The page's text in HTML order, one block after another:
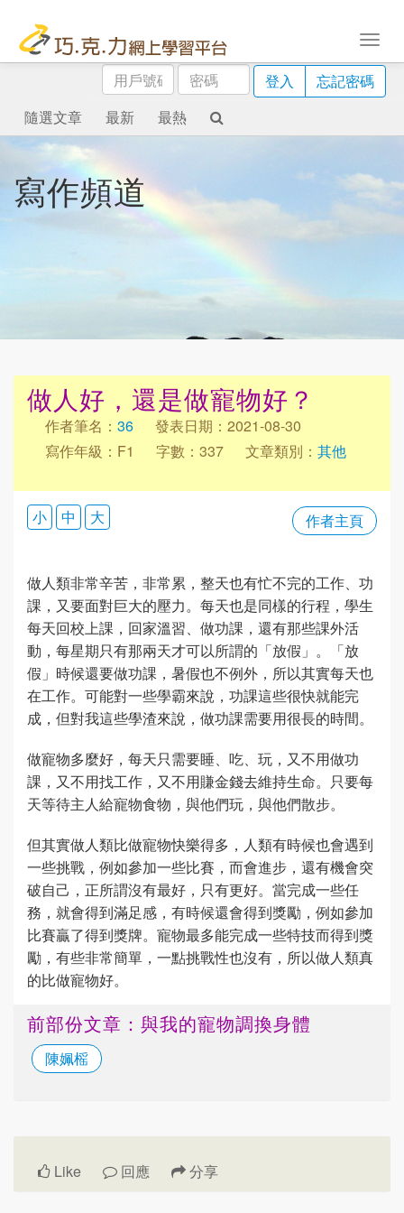
用
戶
號
碼
密
碼
登入
忘記密碼
隨選文章
最新 最熱
寫作頻道
做人好，還是做寵物好？
作者筆名： 36
發表日期：2021-08-30
寫作年級：F1
字數：337 文章類別： 其他
作者主頁
小 中 大
做人類非常辛苦，非常累，整天也有忙不完的工作、功
課，又要面對巨大的壓力。每天也是同樣的行程，學生
每天回校上課，回家溫習、做功課，還有那些課外活
動，每星期只有那兩天才可以所謂的「放假」。「放
假」時候還要做功課，暑假也不例外，所以其實每天也
在工作。可能對一些學霸來說，功課這些很快就能完
成，但對我這些學渣來說，做功課需要用很長的時間。
做寵物多麼好，每天只需要睡、吃、玩，又不用做功
課，又不用找工作，又不用賺金錢去維持生命。只要每
天等待主人給寵物食物，與他們玩，與他們散步。
但其實做人類比做寵物快樂得多，人類有時候也會遇到
一些挑戰，例如參加一些比賽，而會進步，還有機會突
破自己，正所謂沒有最好，只有更好。當完成一些任
務，就會得到滿足感，有時候還會得到獎勵，例如參加
比賽贏了得到獎牌。寵物最多能完成一些特技而得到獎
勵，有些非常簡單，一點挑戰性也沒有，所以做人類真
的比做寵物好。
前部份文章：與我的寵物調換身體
陳姵榣
Like 回應 分享